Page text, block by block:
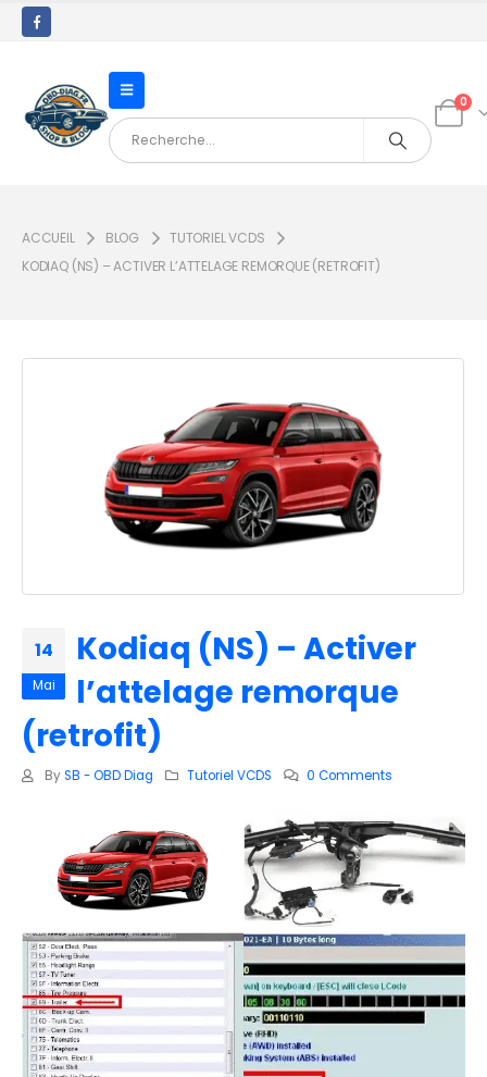
0
ACCUEIL BLOG
TUTORIEL VCDS
KODIAQ (NS) – ACTIVER L’ATTELAGE REMORQUE (RETROFIT)
14
Mai
Kodiaq (NS) – Activer
l’attelage remorque
(retrofit)
By SB - OBD Diag Tutoriel VCDS 0 Comments